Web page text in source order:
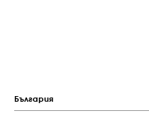
България